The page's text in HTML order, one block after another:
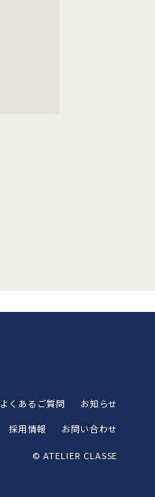
よくあるご質問 お知らせ
採用情報 お問い合わせ
© ATELIER CLASSE